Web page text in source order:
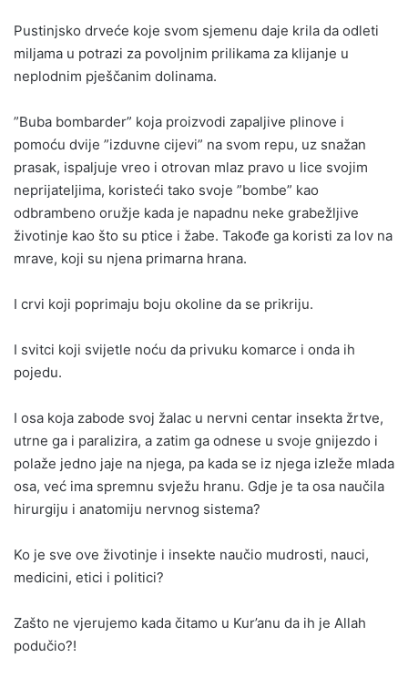
Pustinjsko drveće koje svom sjemenu daje krila da odleti
miljama u potrazi za povoljnim prilikama za klijanje u
neplodnim pješčanim dolinama.
”Buba bombarder” koja proizvodi zapaljive plinove i
pomoću dvije ”izduvne cijevi” na svom repu, uz snažan
prasak, ispaljuje vreo i otrovan mlaz pravo u lice svojim
neprijateljima, koristeći tako svoje ”bombe” kao
odbrambeno oružje kada je napadnu neke grabežljive
životinje kao što su ptice i žabe. Takođe ga koristi za lov na
mrave, koji su njena primarna hrana.
I crvi koji poprimaju boju okoline da se prikriju.
I svitci koji svijetle noću da privuku komarce i onda ih
pojedu.
I osa koja zabode svoj žalac u nervni centar insekta žrtve,
utrne ga i paralizira, a zatim ga odnese u svoje gnijezdo i
polaže jedno jaje na njega, pa kada se iz njega izleže mlada
osa, već ima spremnu svježu hranu. Gdje je ta osa naučila
hirurgiju i anatomiju nervnog sistema?
Ko je sve ove životinje i insekte naučio mudrosti, nauci,
medicini, etici i politici?
Zašto ne vjerujemo kada čitamo u Kur’anu da ih je Allah
podučio?!